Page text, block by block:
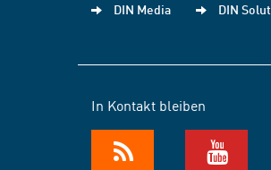
DIN Media DIN
In Kontakt bleiben